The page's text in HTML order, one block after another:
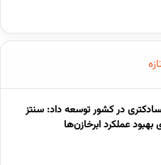
در کشور توسعه داد: سنتز
بهبود عملکرد ابرخازن‌ها